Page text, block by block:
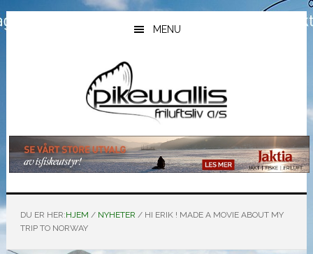
Hopp
til
Hopp
til
Hopp
til
MENU
DU ER HER:HJEM / NYHETER /HI ERIK ! MADE A MOVIE ABOUT MY
TRIP TO NORWAY